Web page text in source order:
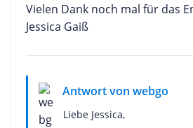
Vielen Dank noch mal für das
Jessica Gaiß
Antwort von webgo
Liebe Jessica,